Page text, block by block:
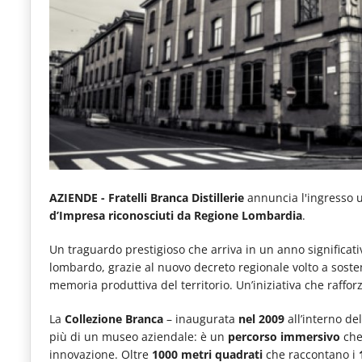
articoli
quotidiani
sul
mondo
dell'alimentazione,
dei
consumi
fuoricasa,
del
Food
e
tutte
AZIENDE - Fratelli Branca Distillerie annuncia l'ingresso
d’Impresa riconosciuti da Regione Lombardia.
Un traguardo prestigioso che arriva in un anno
lombardo, grazie al nuovo decreto regionale volto a
memoria produttiva del territorio. Un’iniziativa che
La Collezione Branca – inaugurata nel 2009 all’interno
più di un museo aziendale: è un percorso immersivo
innovazione. Oltre 1000 metri quadrati che raccontano i